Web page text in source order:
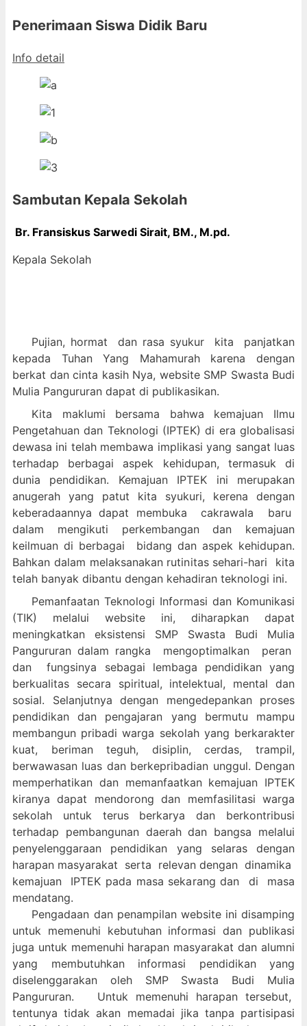
Penerimaan Siswa Didik Baru
Info detail
Sambutan Kepala Sekolah
Br. Fransiskus Sarwedi Sirait, BM., M.pd.
Kepala Sekolah
Pujian, hormat dan rasa syukur kita panjatkan
kepada Tuhan Yang Mahamurah karena dengan
berkat dan cinta kasih Nya, website SMP Swasta Budi
Mulia Pangururan dapat di publikasikan.
Kita maklumi bersama bahwa kemajuan Ilmu
Pengetahuan dan Teknologi (IPTEK) di era globalisasi
dewasa ini telah membawa implikasi yang sangat luas
terhadap berbagai aspek kehidupan, termasuk di
dunia pendidikan. Kemajuan IPTEK ini merupakan
anugerah yang patut kita syukuri, kerena dengan
keberadaannya dapat membuka cakrawala baru
dalam mengikuti perkembangan dan kemajuan
keilmuan di berbagai bidang dan aspek kehidupan.
Bahkan dalam melaksanakan rutinitas sehari-hari kita
telah banyak dibantu dengan kehadiran teknologi ini.
Pemanfaatan Teknologi Informasi dan Komunikasi
(TIK) melalui website ini, diharapkan dapat
meningkatkan eksistensi SMP Swasta Budi Mulia
Pangururan dalam rangka mengoptimalkan peran
dan fungsinya sebagai lembaga pendidikan yang
berkualitas secara spiritual, intelektual, mental dan
sosial. Selanjutnya dengan mengedepankan proses
pendidikan dan pengajaran yang bermutu mampu
membangun pribadi warga sekolah yang berkarakter
kuat, beriman teguh, disiplin, cerdas, trampil,
berwawasan luas dan berkepribadian unggul. Dengan
memperhatikan dan memanfaatkan kemajuan IPTEK
kiranya dapat mendorong dan memfasilitasi warga
sekolah untuk terus berkarya dan berkontribusi
terhadap pembangunan daerah dan bangsa melalui
penyelenggaraan pendidikan yang selaras dengan
harapan masyarakat serta relevan dengan dinamika
kemajuan IPTEK pada masa sekarang dan di masa
mendatang.
Pengadaan dan penampilan website ini disamping
untuk memenuhi kebutuhan informasi dan publikasi
juga untuk memenuhi harapan masyarakat dan alumni
yang membutuhkan informasi pendidikan yang
diselenggarakan oleh SMP Swasta Budi Mulia
Pangururan. Untuk memenuhi harapan tersebut,
tentunya tidak akan memadai jika tanpa partisipasi